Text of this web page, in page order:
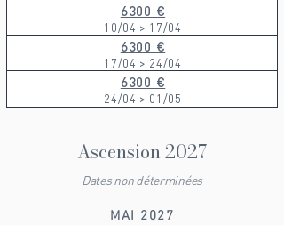
6300 €
10/04 > 17/04
6300 €
17/04 > 24/04
6300 €
24/04 > 01/05
Ascension 2027
Dates non déterminées
MAI 2027